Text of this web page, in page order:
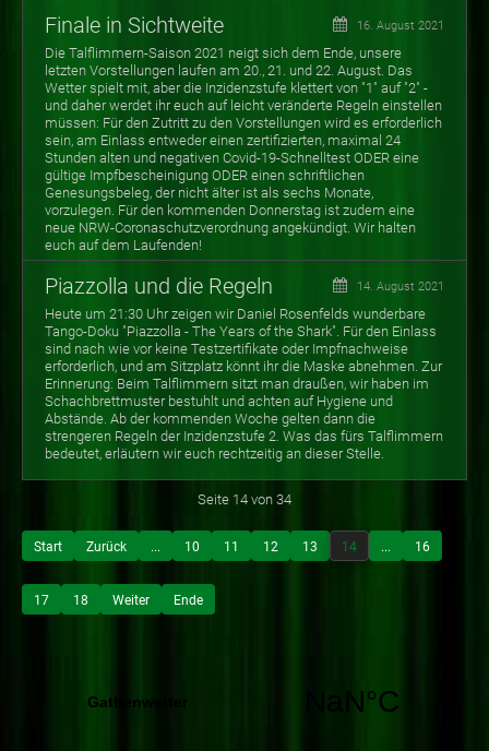
Finale in Sichtweite 16. August 2021
Die Talflimmern-Saison 2021 neigt sich dem Ende, unsere
letzten Vorstellungen laufen am 20., 21. und 22. August. Das
Wetter spielt mit, aber die Inzidenzstufe klettert von "1" auf "2" -
und daher werdet ihr euch auf leicht veränderte Regeln einstellen
müssen: Für den Zutritt zu den Vorstellungen wird es erforderlich
sein, am Einlass entweder einen zertifizierten, maximal 24
Stunden alten und negativen Covid-19-Schnelltest ODER eine
gültige Impfbescheinigung ODER einen schriftlichen
Genesungsbeleg, der nicht älter ist als sechs Monate,
vorzulegen. Für den kommenden Donnerstag ist zudem eine
neue NRW-Coronaschutzverordnung angekündigt. Wir halten
euch auf dem Laufenden!
Piazzolla und die Regeln 14. August 2021
Heute um 21:30 Uhr zeigen wir Daniel Rosenfelds wunderbare
Tango-Doku "Piazzolla - The Years of the Shark". Für den Einlass
sind nach wie vor keine Testzertifikate oder Impfnachweise
erforderlich, und am Sitzplatz könnt ihr die Maske abnehmen. Zur
Erinnerung: Beim Talflimmern sitzt man draußen, wir haben im
Schachbrettmuster bestuhlt und achten auf Hygiene und
Abstände. Ab der kommenden Woche gelten dann die
strengeren Regeln der Inzidenzstufe 2. Was das fürs Talflimmern
bedeutet, erläutern wir euch rechtzeitig an dieser Stelle.
Seite 14 von 34
Start Zurück ... 10 11 12 13 14 ... 16
17 18 Weiter Ende